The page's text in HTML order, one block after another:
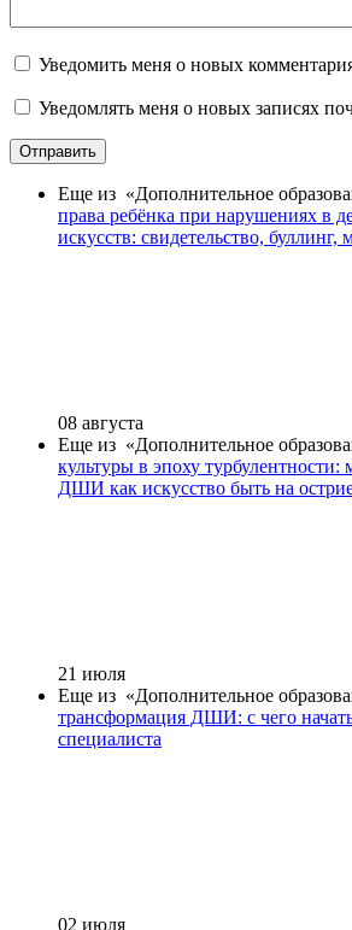
Уведомить меня о новых
Уведомлять меня о новых записях
Отправить
Еще из «Дополнительное
права ребёнка при нарушениях в
искусств: свидетельство, буллинг,
08 августа
Еще из «Дополнительное
культуры в эпоху турбулентности:
ДШИ как искусство быть на
21 июля
Еще из «Дополнительное
трансформация ДШИ: с чего
специалиста
02 июля